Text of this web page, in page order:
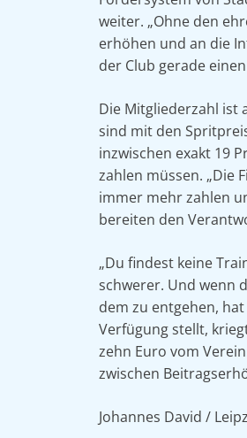
weiter. „Ohne den
erhöhen und an die
der Club gerade
Die Mitgliederzahl ist
sind mit den
inzwischen exakt 19
zahlen müssen. „Die
immer mehr zahlen
bereiten den
„Du findest keine
schwerer. Und wenn
dem zu entgehen,
Verfügung stellt,
zehn Euro vom
zwischen
Johannes David /